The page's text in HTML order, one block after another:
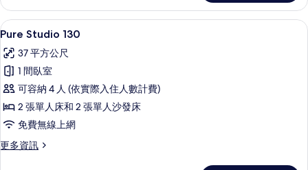
250
的
詳
顯
示
Pure
Studio
130
的
所
有
Pure Studio 130 | 低過敏寢具、羽絨
6
Pure Studio 130
37 平方公尺
1 間臥室
可容納 4 人 (依實際入住人數計費)
2 張單人床和 2 張單人沙發床
免費無線上網
更多資訊
更